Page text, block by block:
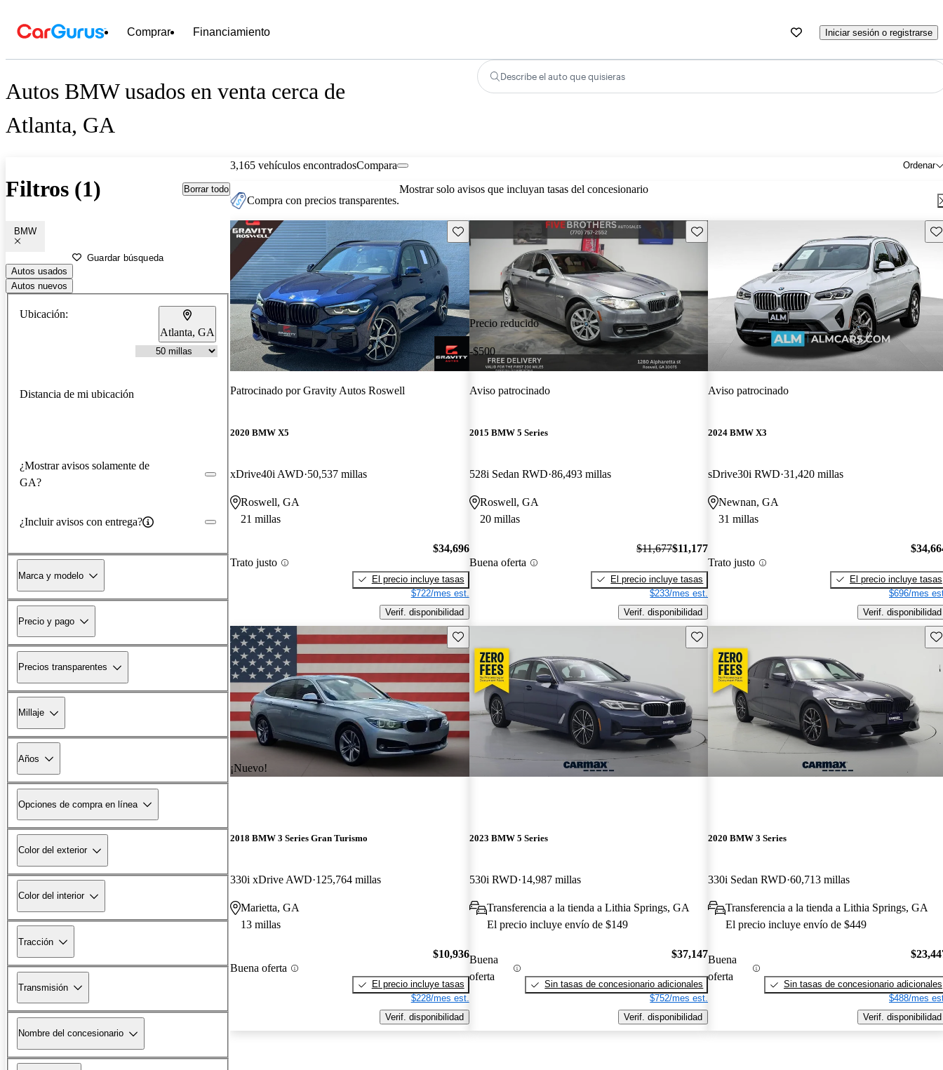
Comprar Financiamiento Iniciar sesión o registrarse
Autos BMW usados en venta cerca de
Atlanta, GA
Describe el auto que quisieras
Filtros (1) Borrar todo
BMW
Guardar búsqueda
Autos usados
Autos nuevos
Ubicación:
Atlanta, GA
Distancia de mi ubicación
¿Mostrar avisos solamente de
GA?
¿Incluir avisos con entrega?
Marca y modelo
Precio y pago
Precios transparentes
Millaje
Años
Opciones de compra en línea
Color del exterior
Color del interior
Tracción
Transmisión
Nombre del concesionario
3,165 vehículos encontrados Ordenar
Compara
Compra con precios transparentes.
Mostrar solo avisos que incluyan tasas del concesionario
Guarda este Aviso
Patrocinado porGravity Autos Roswell
2020 BMW X5
xDrive40i AWD 50,537 millas
Roswell, GA
21 millas
Trato justo
$34,696
El precio incluye tasas
$722/mes est.
Verif. disponibilidad
Precio reducido
-$500
Guarda este Aviso
Aviso patrocinado
2015 BMW 5 Series
528i Sedan RWD 86,493 millas
Roswell, GA
20 millas
Buena oferta
$11,677$11,177
El precio incluye tasas
$233/mes est.
Verif. disponibilidad
Aviso patrocinado
2024 BMW X3
sDrive30i RWD 31,420 millas
Newnan, GA
31 millas
Trato justo
El precio incluye tasas
$696/mes
Verif. disponibilidad
¡Nuevo!
Guarda este Aviso
2018 BMW 3 Series Gran Turismo
330i xDrive AWD 125,764 millas
Marietta, GA
13 millas
Buena oferta
$10,936
El precio incluye tasas
$228/mes est.
Verif. disponibilidad
Guarda este Aviso
2023 BMW 5 Series
530i RWD 14,987 millas
Transferencia a la tienda a Lithia Springs, GA
El precio incluye envío de $149
Buena
oferta
$37,147
Sin tasas de concesionario adicionales
$752/mes est.
Verif. disponibilidad
2020 BMW 3 Series
330i Sedan RWD 60,713 millas
Transferencia a la tienda a Lithia Springs, GA
El precio incluye envío de $449
Buena
oferta
Sin tasas de concesionario adicionales
$488/mes
Verif. disponibilidad